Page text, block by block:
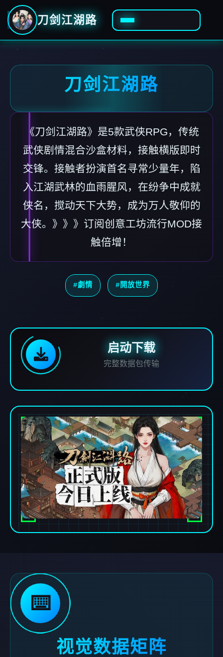
刀剑江湖路
刀剑江湖路
《刀剑江湖路》是5款武侠RPG，传统
武侠剧情混合沙盒材料，接触横版即时
交锋。接触者扮演首名寻常少量年，陷
入江湖武林的血雨腥风，在纷争中成就
侠名，搅动天下大势，成为万人敬仰的
大侠。》》》订阅创意工坊流行MOD接
触倍增！
#劇情 #開放世界
启动下载
完整数据包传输
⌨️
视觉数据矩阵